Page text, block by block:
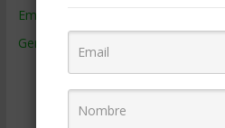
Empresas de Gerencia
Gerencia
(9.477)
Contabilidad(466)